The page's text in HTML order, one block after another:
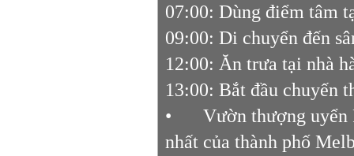
07:00: Dùng điểm tâm
09:00: Di chuyển đến
12:00: Ăn trưa tại nhà
13:00: Bắt đầu chuyến
•
Vườn thượng uyển
nhất của thành phố